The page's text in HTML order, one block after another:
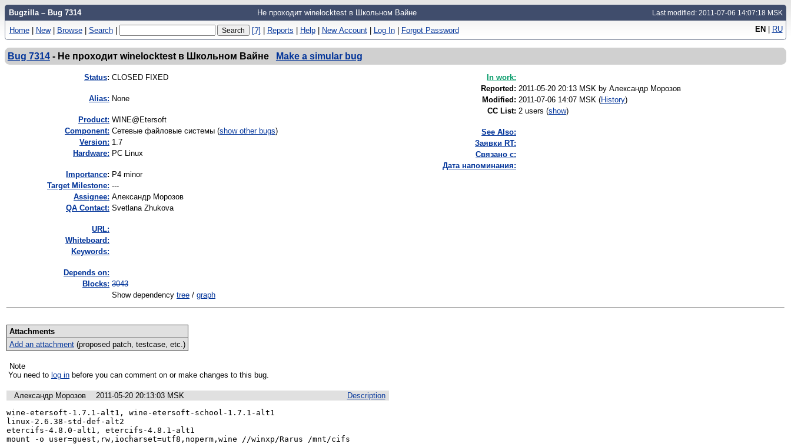
Bugzilla – Bug 7314 Не проходит winelocktest в Школьном Вайне Last modified: 2011-07-06 14:07:18 MSK
EN | RU
Home | New | Browse | Search | [?] | Reports | Help | New Account | Log In | Forgot Password
Bug 7314 - Не проходит winelocktest в Школьном Вайне Make a simular bug
Status: CLOSED FIXED
Alias: None
Product: WINE@Etersoft
Component: Сетевые файловые системы (show other bugs)
Version: 1.7
Hardware: PC Linux
mportance: P4 minor
Target Milestone: ---
Assignee: Александр Морозов
QA Contact: Svetlana Zhukova
URL:
Whiteboard:
Keywords:
Depends on:
Blocks: 3043
Show dependency tree / graph
In work:
Reported: 2011-05-20 20:13 MSK by Александр Морозов
Modified: 2011-07-06 14:07 MSK (History)
CC List: 2 users (show)
See Also:
Заявки RT:
Связано с:
Дата напоминания:
Attachments
Add an attachment(proposed patch, testcase, etc.)
Note
You need to log in before you can comment on or make changes to this bug.
Description
Александр Морозов
2011-05-20 20:13:03 MSK
wine-etersoft-1.7.1-alt1, wine-etersoft-school-1.7.1-alt1
linux-2.6.38-std-def-alt2
etercifs-4.8.0-alt1, etercifs-4.8.1-alt1
mount -o user=guest,rw,iocharset=utf8,noperm,wine //winxp/Rarus /mnt/cifs